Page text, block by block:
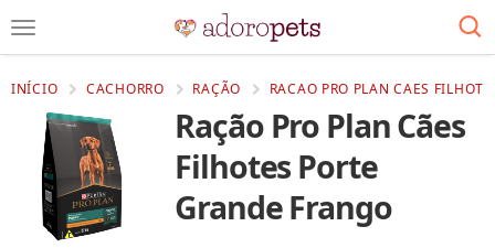
INÍCIO CACHORRO RAÇÃO RACAO PRO PLAN CAES
Ração Pro Plan Cães
Filhotes Porte
Grande Frango